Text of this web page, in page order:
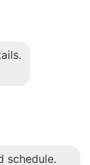
schedule.